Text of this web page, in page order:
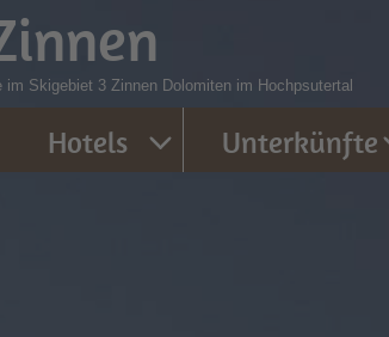
Skigebiet 3 Zinnen Dolomiten im Hochpsutertal
Hotels Unterkünfte